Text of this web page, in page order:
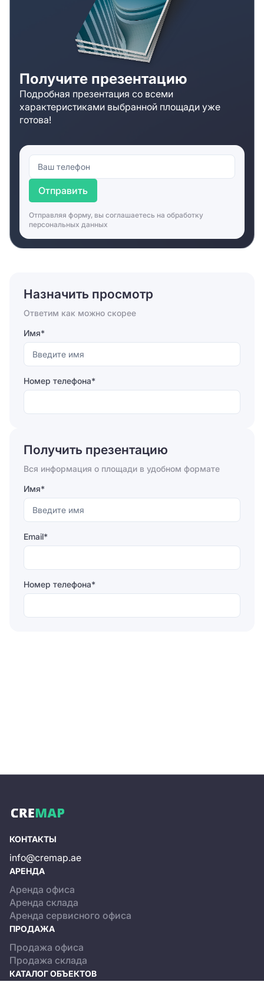
Получите презентацию
Подробная презентация со всеми
характеристиками выбранной площади уже
готова!
Отправить
Отправляя форму, вы соглашаетесь на обработку
персональных данных
Назначить просмотр
Ответим как можно скорее
Имя*
Номер телефона*
Отправить
Получить презентацию
Вся информация о площади в удобном формате
Имя*
Email*
Номер телефона*
КОНТАКТЫ
info@cremap.ae
АРЕНДА
Аренда офиса
Аренда склада
Аренда сервисного офиса
ПРОДАЖА
Продажа офиса
Продажа склада
КАТАЛОГ ОБЪЕКТОВ